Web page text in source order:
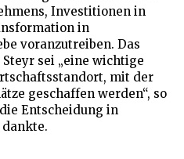
Investitionen in
in
voranzutreiben. Das
sei „eine wichtige
mit der
geschaffen werden“, so
Entscheidung in